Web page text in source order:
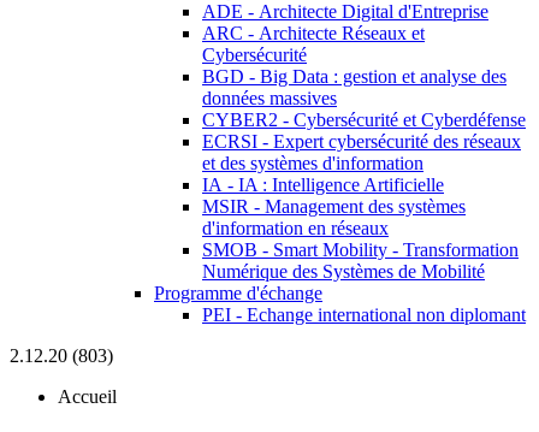
ADE - Architecte Digital d'Entreprise
ARC - Architecte Réseaux et
Cybersécurité
BGD - Big Data : gestion et analyse des
données massives
CYBER2 - Cybersécurité et Cyberdéfense
ECRSI - Expert cybersécurité des réseaux
et des systèmes d'information
IA - IA : Intelligence Artificielle
MSIR - Management des systèmes
d'information en réseaux
SMOB - Smart Mobility - Transformation
Numérique des Systèmes de Mobilité
Programme d'échange
PEI - Echange international non diplomant
2.12.20 (803)
Accueil